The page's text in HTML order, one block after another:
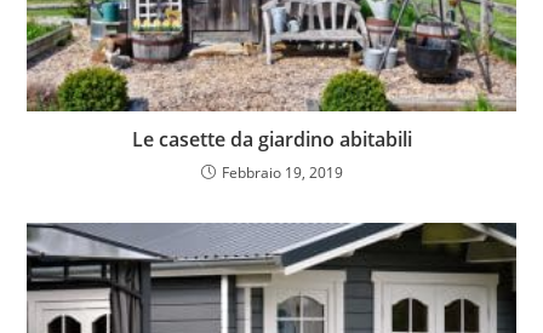
Le casette da giardino abitabili
Febbraio 19, 2019